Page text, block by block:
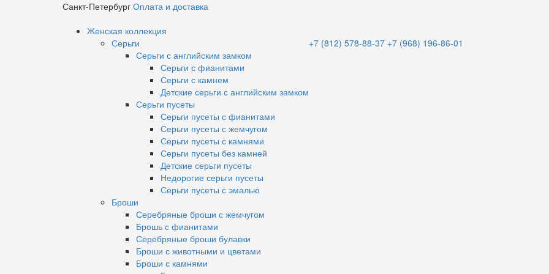
Санкт-Петербург Оплата и доставка
Женская коллекция
Серьги
Серьги с английским замком
Серьги с фианитами
Серьги с камнем
Детские серьги с английским замком
Серьги пусеты
Серьги пусеты с фианитами
Серьги пусеты с жемчугом
Серьги пусеты с камнями
Серьги пусеты без камней
Детские серьги пусеты
Недорогие серьги пусеты
Серьги пусеты с эмалью
Броши
Серебряные броши с жемчугом
Брошь с фианитами
Серебряные броши булавки
Броши с животными и цветами
Броши с камнями
+7 (812) 578-88-37 +7 (968) 196-86-01